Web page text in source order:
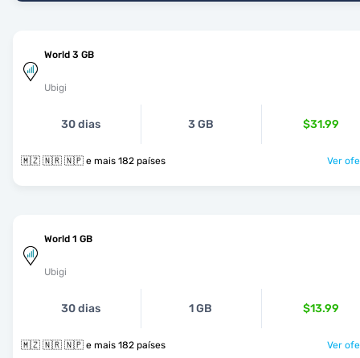
World 3 GB
Ubigi
30 dias 3 GB $31.99
🇲🇿 🇳🇷 🇳🇵 e mais 182 países Ver
World 1 GB
Ubigi
30 dias 1 GB $13.99
🇲🇿 🇳🇷 🇳🇵 e mais 182 países Ver